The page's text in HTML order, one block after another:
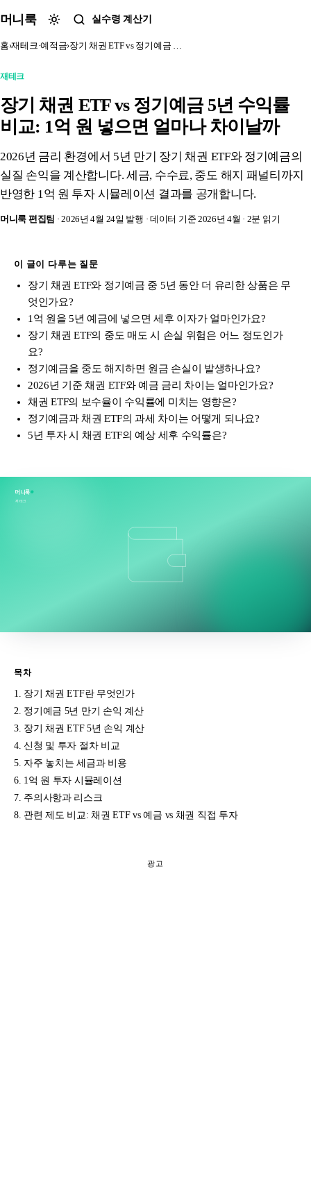
머니룩 실수령 계산기
홈›재테크·예적금›장기 채권 ETF vs 정기예금 …
재테크
장기 채권 ETF vs 정기예금 5년 수익률
비교: 1억 원 넣으면 얼마나 차이날까
2026년 금리 환경에서 5년 만기 장기 채권 ETF와 정기예금의
실질 손익을 계산합니다. 세금, 수수료, 중도 해지 패널티까지
반영한 1억 원 투자 시뮬레이션 결과를 공개합니다.
머니룩 편집팀 · 2026년 4월 24일 발행 · 데이터 기준 2026년 4월 · 2분 읽기
이 글이 다루는 질문
장기 채권 ETF와 정기예금 중 5년 동안 더 유리한 상품은 무
엇인가요?
1억 원을 5년 예금에 넣으면 세후 이자가 얼마인가요?
장기 채권 ETF의 중도 매도 시 손실 위험은 어느 정도인가
요?
정기예금을 중도 해지하면 원금 손실이 발생하나요?
2026년 기준 채권 ETF와 예금 금리 차이는 얼마인가요?
채권 ETF의 보수율이 수익률에 미치는 영향은?
정기예금과 채권 ETF의 과세 차이는 어떻게 되나요?
5년 투자 시 채권 ETF의 예상 세후 수익률은?
머니룩
재테크
목차
장기 채권 ETF란 무엇인가
정기예금 5년 만기 손익 계산
장기 채권 ETF 5년 손익 계산
신청 및 투자 절차 비교
자주 놓치는 세금과 비용
1억 원 투자 시뮬레이션
주의사항과 리스크
관련 제도 비교: 채권 ETF vs 예금 vs 채권 직접 투자
광고